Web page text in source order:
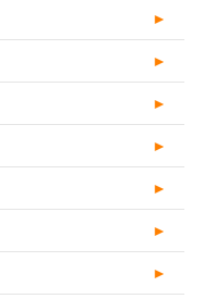
►
►
►
►
►
►
►